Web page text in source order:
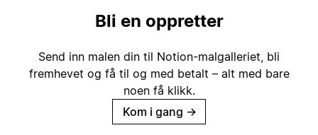
Bli en oppretter
Send inn malen din til Notion-malgalleriet, bli
fremhevet og få til og med betalt – alt med bare
noen få klikk.
Kom i gang →